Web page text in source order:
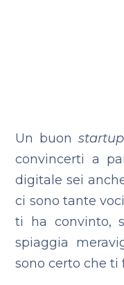
Un buon
convincerti a
digitale sei
ci sono tante
ti ha convinto,
spiaggia
sono certo che